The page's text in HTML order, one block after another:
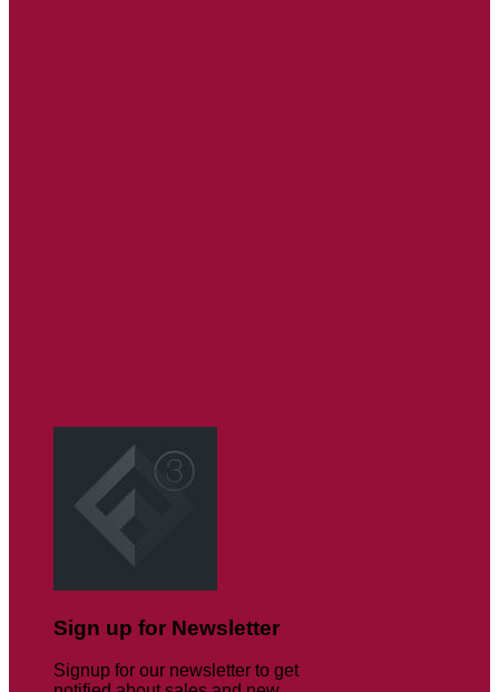
Sign up for Newsletter
Signup for our newsletter to get